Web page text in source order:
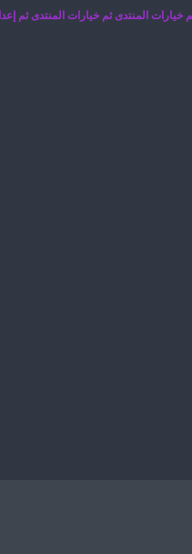
خيارات المنتدى ثم خيارات المنتدى